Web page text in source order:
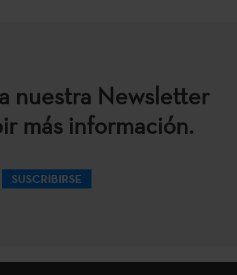
nuestra Newsletter
más información.
SUSCRIBIRSE